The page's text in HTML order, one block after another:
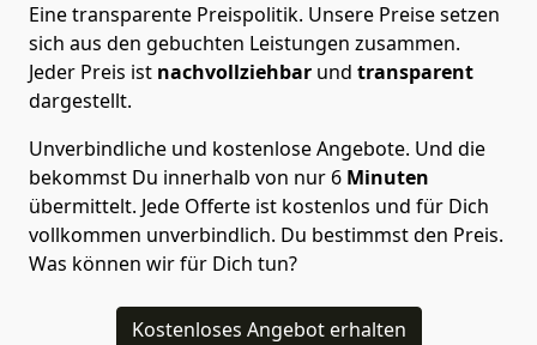
Eine transparente Preispolitik. Unsere Preise setzen
sich aus den gebuchten Leistungen zusammen.
Jeder Preis ist nachvollziehbar und transparent
dargestellt.
Unverbindliche und kostenlose Angebote. Und die
bekommst Du innerhalb von nur 6 Minuten
übermittelt. Jede Offerte ist kostenlos und für Dich
vollkommen unverbindlich. Du bestimmst den Preis.
Was können wir für Dich tun?
Kostenloses Angebot erhalten